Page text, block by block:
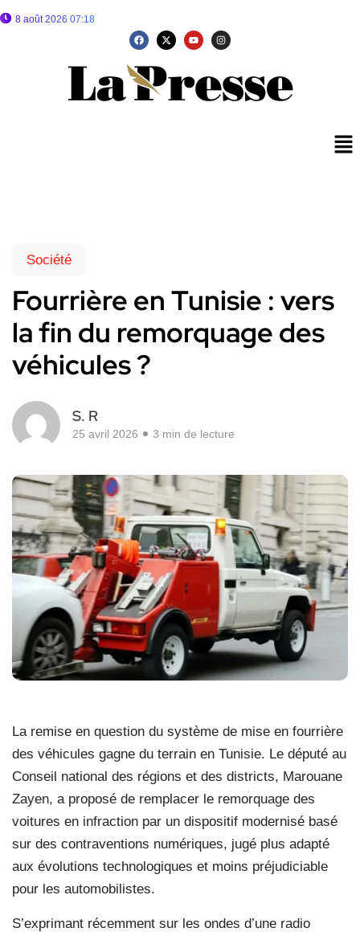
8 août 2026 07:18
Société
Fourrière en Tunisie : vers
la fin du remorquage des
véhicules ?
S. R
25 avril 2026 3 min de lecture
La remise en question du système de mise en fourrière
des véhicules gagne du terrain en Tunisie. Le député au
Conseil national des régions et des districts, Marouane
Zayen, a proposé de remplacer le remorquage des
voitures en infraction par un dispositif modernisé basé
sur des contraventions numériques, jugé plus adapté
aux évolutions technologiques et moins préjudiciable
pour les automobilistes.
S’exprimant récemment sur les ondes d’une radio